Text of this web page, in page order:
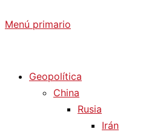
Menú primario
Geopolítica
China
Rusia
Irán